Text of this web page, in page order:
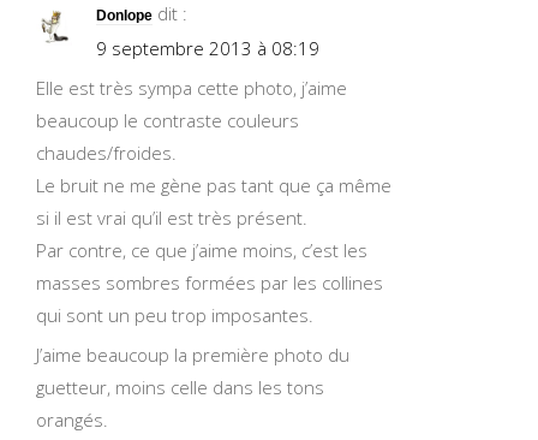
Donlope dit :
9 septembre 2013 à 08:19
Elle est très sympa cette photo, j’aime
beaucoup le contraste couleurs
chaudes/froides.
Le bruit ne me gène pas tant que ça même
si il est vrai qu’il est très présent.
Par contre, ce que j’aime moins, c’est les
masses sombres formées par les collines
qui sont un peu trop imposantes.
J’aime beaucoup la première photo du
guetteur, moins celle dans les tons
orangés.